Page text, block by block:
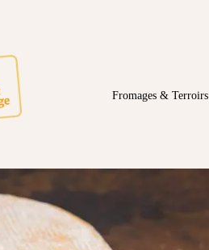
Fromages & Terroirs